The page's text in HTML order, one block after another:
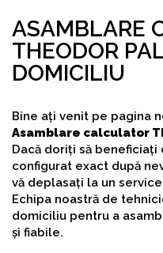
ASAMBLARE
THEODOR
DOMICILIU
Bine ați venit pe pagina
Asamblare calculator
Dacă doriți să
configurat exact după
vă deplasați la un
Echipa noastră de
domiciliu pentru a
și fiabile.